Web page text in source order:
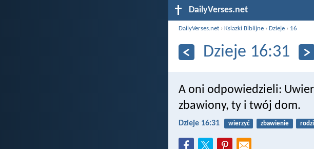
DailyVerses.net
DailyVerses.net ›Ksiazki Biblijne ›Dzieje › 16
Dzieje 16:31
A oni odpowiedzieli:
zbawiony, ty i twój dom.
Dzieje 16:31 wierzyć zbawienie